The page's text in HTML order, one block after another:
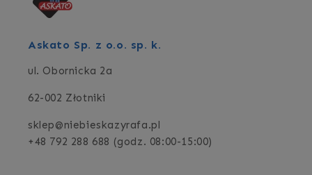
Askato Sp. z o.o. sp. k.
ul. Obornicka 2a
62-002 Złotniki
sklep@niebieskazyrafa.pl
+48 792 288 688 (godz. 08:00-15:00)